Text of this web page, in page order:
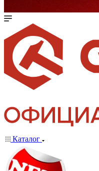
Каталог